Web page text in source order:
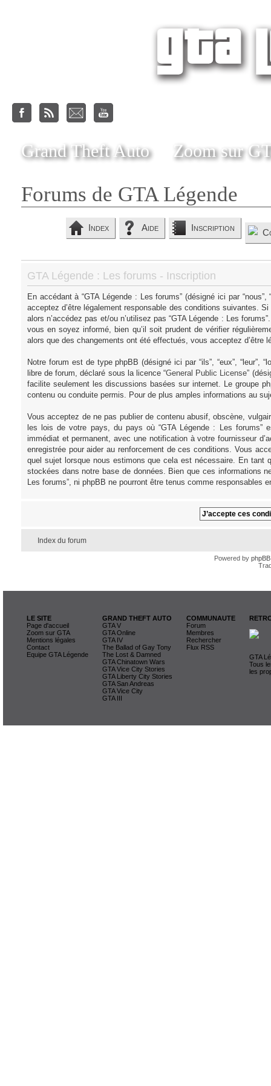
Grand Theft Auto Zoom sur
Forums de GTA Légende
Index Aide Inscription
GTA Légende : Les forums - Inscription
En accédant à “GTA Légende : Les forums” (désigné ici par
acceptez d’être légalement responsable des conditions suivantes.
alors n’accédez pas et/ou n’utilisez pas “GTA Légende : Les
vous en soyez informé, bien qu’il soit prudent de vérifier
alors que des changements ont été effectués, vous acceptez
Notre forum est de type phpBB (désigné ici par “ils”, “eux”, “leur”,
libre de forum, déclaré sous la licence “General Public License”
facilite seulement les discussions basées sur internet. Le groupe
contenu ou conduite permis. Pour de plus amples informations au
Vous acceptez de ne pas publier de contenu abusif, obscène,
les lois de votre pays, du pays où “GTA Légende : Les
immédiat et permanent, avec une notification à votre fournisseur
enregistrée pour aider au renforcement de ces conditions. Vous
quel sujet lorsque nous estimons que cela est nécessaire. En tant
stockées dans notre base de données. Bien que ces informations
Les forums”, ni phpBB ne pourront être tenus comme
Index du forum
Powered by phpBB
LE SITE
Page d'accueil
Zoom sur GTA
Mentions légales
Contact
Equipe GTA Légende
GRAND THEFT AUTO
GTA V
GTA Online
GTA IV
The Ballad of Gay Tony
The Lost & Damned
GTA Chinatown Wars
GTA Vice City Stories
GTA Liberty City Stories
GTA San Andreas
GTA Vice City
GTA III
COMMUNAUTE
Forum
Membres
Rechercher
Flux RSS
GTA
Tous
les